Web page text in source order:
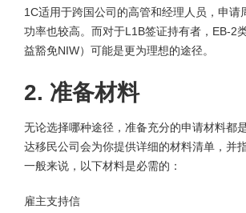
1C适用于跨国公司的高管和经理人员，申请
功率也较高。而对于L1B签证持有者，EB-2
益豁免NIW）可能是更为理想的途径。
2. 准备材料
无论选择哪种途径，准备充分的申请材料都
达移民公司会为你提供详细的材料清单，并
一般来说，以下材料是必需的：
雇主支持信